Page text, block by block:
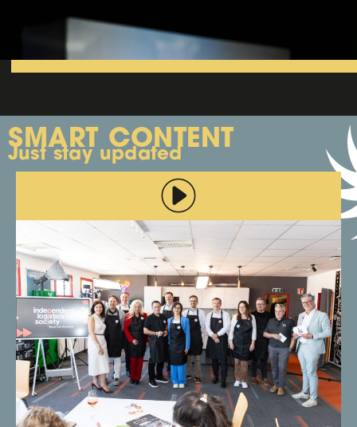
SMART CONTENT
Just stay updated